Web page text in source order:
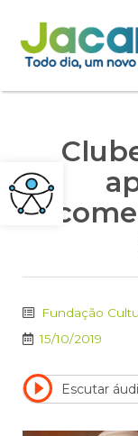
Pular
para
o
Fundação
15/10/2019
Escutar